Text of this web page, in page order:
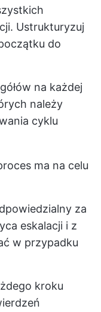
Ustrukturyzuj
do
na każdej
należy
cyklu
ma na celu
za
eskalacji i z
w przypadku
kroku